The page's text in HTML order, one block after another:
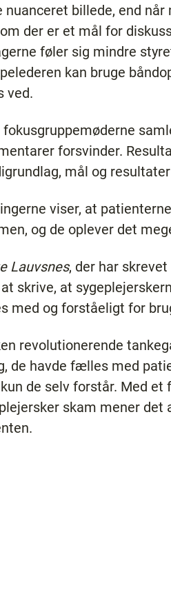
nuanceret billede, end
der er et mål for
føler sig mindre
kan bruge
ved.
fokusgruppemøderne
forsvinder.
mål og
viser, at
og de oplever det
Lauvsnes, der har
skrive, at
med og forståeligt for
revolutionerende
de havde fælles med
de selv forstår. Med
skam mener